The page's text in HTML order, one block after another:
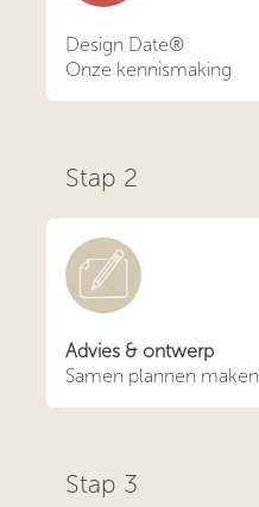
Design Date®
Onze kennismaking
Stap 2
Advies & ontwerp
Samen plannen maken
Stap 3